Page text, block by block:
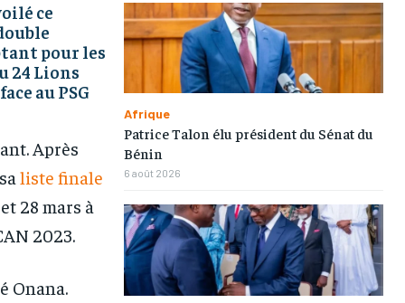
ACTU LOMÉ
ACTU LOMÉ
ACTU LOMÉ
ACTU LOMÉ
ce
pour les
24 Lions
au PSG
Après
liste finale
28 mars à
2023.
Onana.
Afrique
Patrice Talon élu président du Sénat du
Bénin
6 août 2026